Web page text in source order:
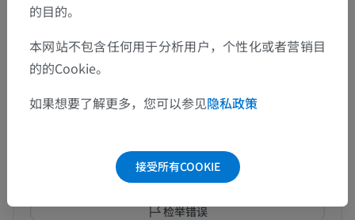
翻译
欢迎提出更正、翻译或内容改进的建议。
检举错误
的目的。
本网站不包含任何用于分析用户，个性化或者营销目
的的Cookie。
如果想要了解更多，您可以参见隐私政策
接受所有COOKIE